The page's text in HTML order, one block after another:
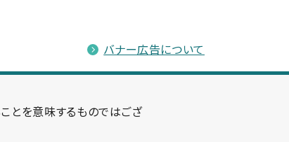
バナー広告について
とを意味するものではござ